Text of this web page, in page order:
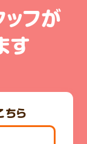
フが
す
ちら